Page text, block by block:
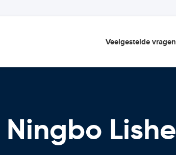
Veelgestelde vragen
Lishe